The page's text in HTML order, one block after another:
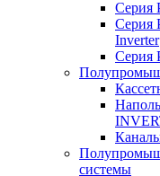
Серия
Серия
Inverter
Серия
системы